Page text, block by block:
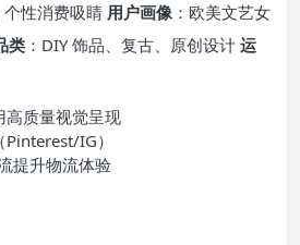
个性消费吸睛 用户画像：欧美文艺女
类 ：DIY 饰品、复古、原创设计 运
高质量视觉呈现
IG）
提升物流体验